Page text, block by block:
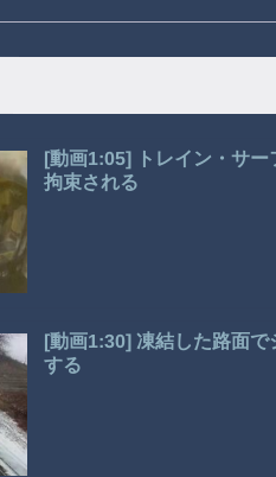
[動画1:05] トレイン・サ
拘束される
[動画1:30] 凍結した路面
する